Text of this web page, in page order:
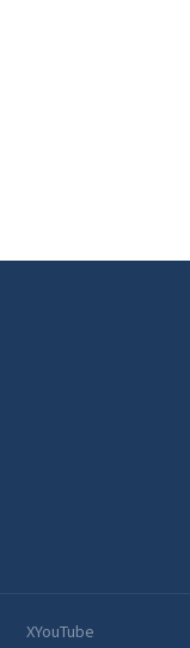
XYouTube